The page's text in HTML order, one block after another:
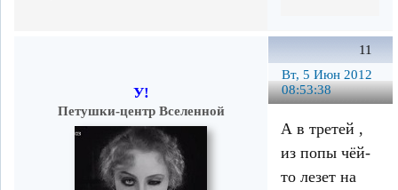
11
Вт, 5 Июн 2012
08:53:38
У!
Петушки-центр Вселенной
А в третей ,
из попы чёй-
то лезет на